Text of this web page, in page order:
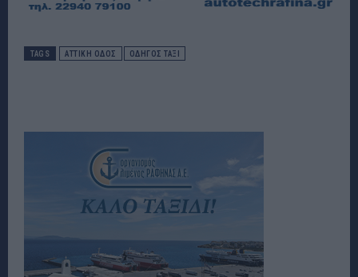
TAGS ΑΤΤΙΚΉ ΟΔΟΣ ΟΔΗΓΟΣ ΤΑΞΙ